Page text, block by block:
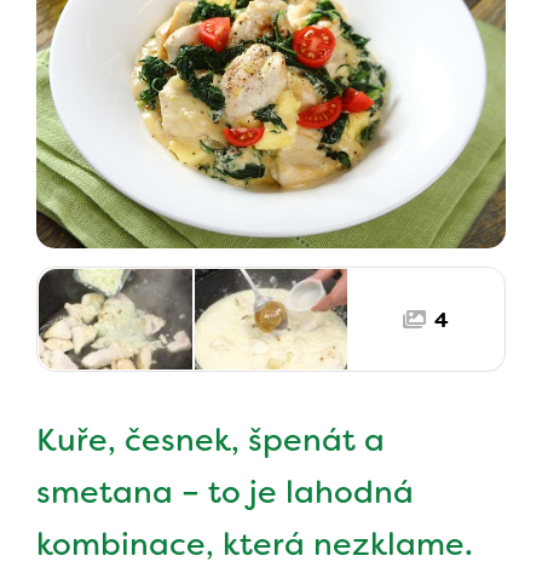
4
Kuře, česnek, špenát a
smetana – to je lahodná
kombinace, která nezklame.